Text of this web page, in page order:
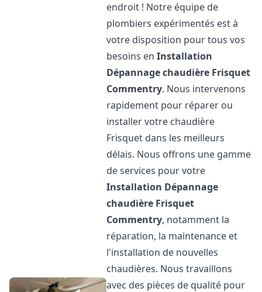
endroit ! Notre équipe de
plombiers expérimentés est à
votre disposition pour tous vos
besoins enInstallation
Dépannage chaudière Frisquet
Commentry. Nous intervenons
rapidement pour réparer ou
installer votre chaudière
Frisquet dans les meilleurs
délais. Nous offrons une gamme
de services pour votre
Installation Dépannage
chaudière Frisquet
Commentry, notamment la
réparation, la maintenance et
l'installation de nouvelles
chaudières. Nous travaillons
avec des pièces de qualité pour